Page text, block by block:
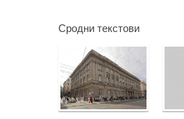
Сродни текстови